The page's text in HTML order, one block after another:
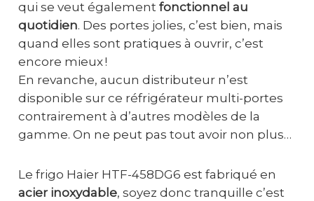
qui se veut également fonctionnel au
quotidien. Des portes jolies, c’est bien, mais
quand elles sont pratiques à ouvrir, c’est
encore mieux !
En revanche, aucun distributeur n’est
disponible sur ce réfrigérateur multi-portes
contrairement à d’autres modèles de la
gamme. On ne peut pas tout avoir non plus…
Le frigo Haier HTF-458DG6 est fabriqué en
acier inoxydable, soyez donc tranquille c’est